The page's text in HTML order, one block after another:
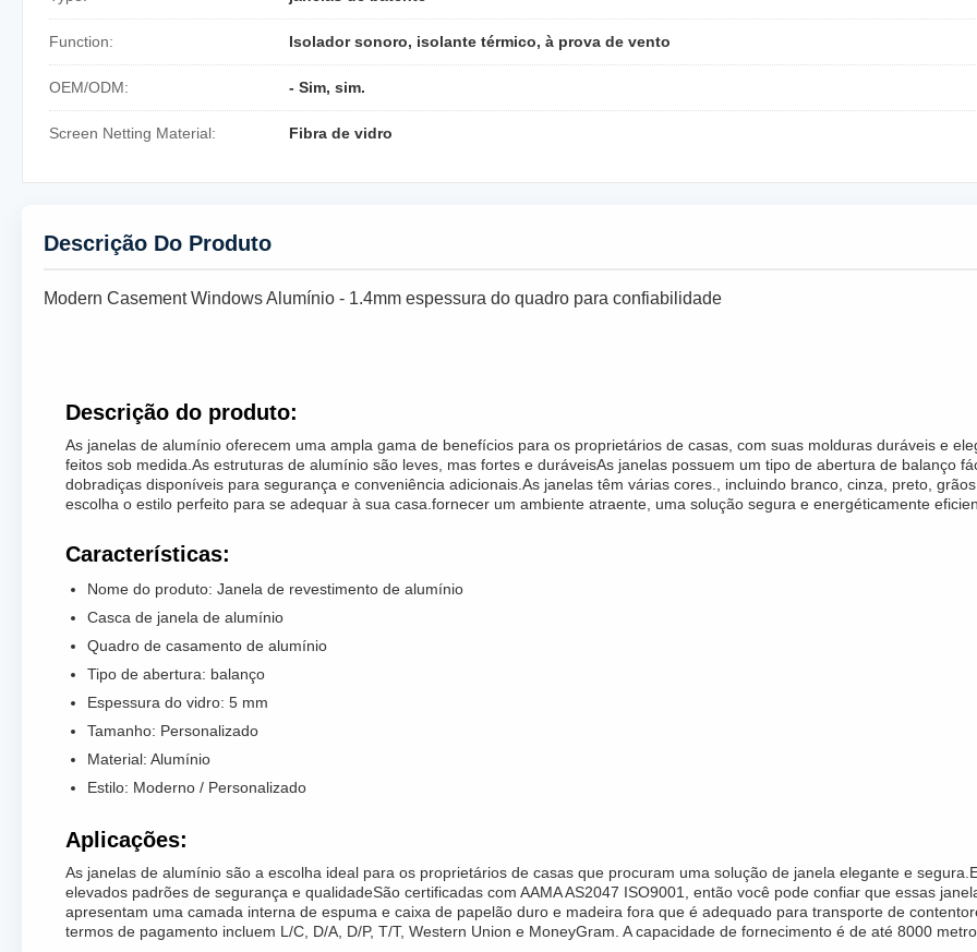
Function: Isolador sonoro, isolante térmico, à prova de vento
OEM/ODM: - Sim, sim.
Screen Netting Material: Fibra de vidro
Descrição Do Produto
Modern Casement Windows Alumínio - 1.4mm espessura do quadro para confiabilidade
Descrição do produto:
As janelas de alumínio oferecem uma ampla gama de benefícios para os proprietários de casas, com suas molduras duráveis e
feitos sob medida.As estruturas de alumínio são leves, mas fortes e duráveisAs janelas possuem um tipo de abertura de balanço
dobradiças disponíveis para segurança e conveniência adicionais.As janelas têm várias cores., incluindo branco, cinza, preto,
escolha o estilo perfeito para se adequar à sua casa.fornecer um ambiente atraente, uma solução segura e energéticamente
Características:
Nome do produto: Janela de revestimento de alumínio
Casca de janela de alumínio
Quadro de casamento de alumínio
Tipo de abertura: balanço
Espessura do vidro: 5 mm
Tamanho: Personalizado
Material: Alumínio
Estilo: Moderno / Personalizado
Aplicações:
As janelas de alumínio são a escolha ideal para os proprietários de casas que procuram uma solução de janela elegante e
elevados padrões de segurança e qualidadeSão certificadas com AAMA AS2047 ISO9001, então você pode confiar que essas
apresentam uma camada interna de espuma e caixa de papelão duro e madeira fora que é adequado para transporte de
termos de pagamento incluem L/C, D/A, D/P, T/T, Western Union e MoneyGram. A capacidade de fornecimento é de até 8000